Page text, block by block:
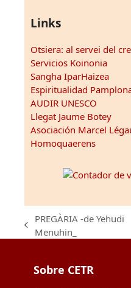
Links
Otsiera: al servei del
Servicios Koinonia
Sangha IparHaizea
Espiritualidad
AUDIR UNESCO
Llegat Jaume Botey
Asociación Marcel
Homoquaerens
previous
PREGÀRIA -de Yehudi
Menuhin_
Sobre CETR